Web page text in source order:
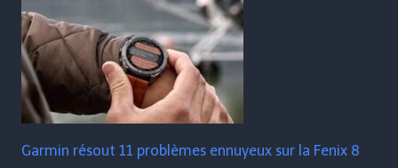
Garmin résout 11 problèmes ennuyeux sur la Fenix ​​​​8